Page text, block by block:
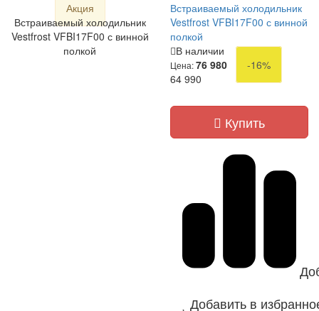
Акция
Встраиваемый холодильник
Vestfrost VFBI17F00 с винной
полкой
Встраиваемый холодильник
Vestfrost VFBI17F00 с винной
полкой
В наличии
Цена:76 980
-16%
64 990
Купить
Добавить в